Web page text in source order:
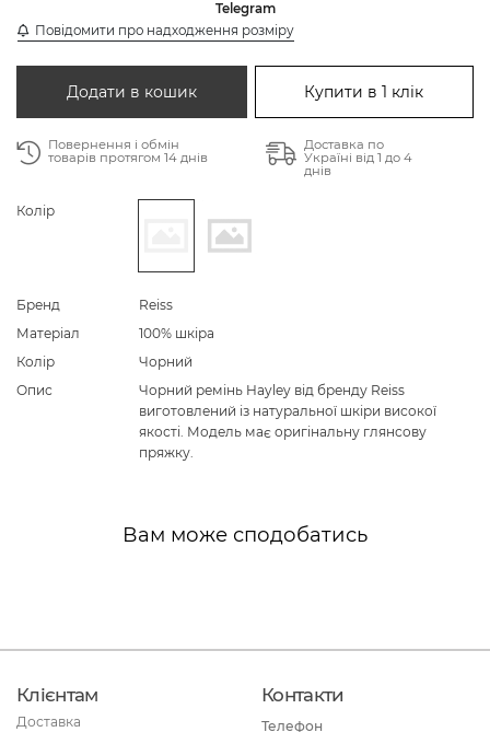
Telegram
Повідомити про надходження розміру
Додати в кошик Купити в 1 клік
Повернення і обмін
товарів протягом 14 днів
Доставка по
Україні від 1 до 4
днів
Колір
Бренд
Reiss
Матеріал
100% шкіра
Колір
Чорний
Опис
Чорний ремінь Hayley від бренду Reiss
виготовлений із натуральної шкіри високої
якості. Модель має оригінальну глянсову
пряжку.
Вам може сподобатись
Клієнтам
Доставка
Контакти
Телефон